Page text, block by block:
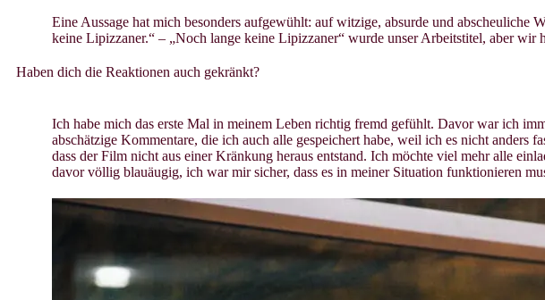
Eine Aussage hat mich besonders aufgewühlt: auf witzige, absurde und
keine Lipizzaner.“ – „Noch lange keine Lipizzaner“ wurde unser Arbeitstitel, aber wir
Haben dich die Reaktionen auch gekränkt?
Ich habe mich das erste Mal in meinem Leben richtig fremd gefühlt. Davor war ich
abschätzige Kommentare, die ich auch alle gespeichert habe, weil ich es nicht
dass der Film nicht aus einer Kränkung heraus entstand. Ich möchte viel mehr alle
davor völlig blauäugig, ich war mir sicher, dass es in meiner Situation funktionieren